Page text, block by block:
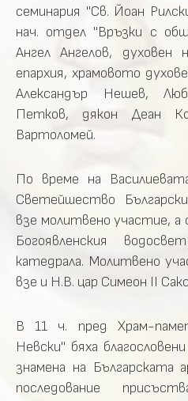
семинария "Св. Йоан
нач. отдел "Връзки с
Ангел Ангелов, духовен
епархия, храмовото
Александър Нешев,
Петков, дякон Деан
Вартоломей.
По време на
Светейшество
взе молитвено участие, а
Богоявленския
катедрала. Молитвено
взе и Н.В. цар Симеон II
В 11 ч. пред Храм-
Невски" бяха
знамена на Българската
последование